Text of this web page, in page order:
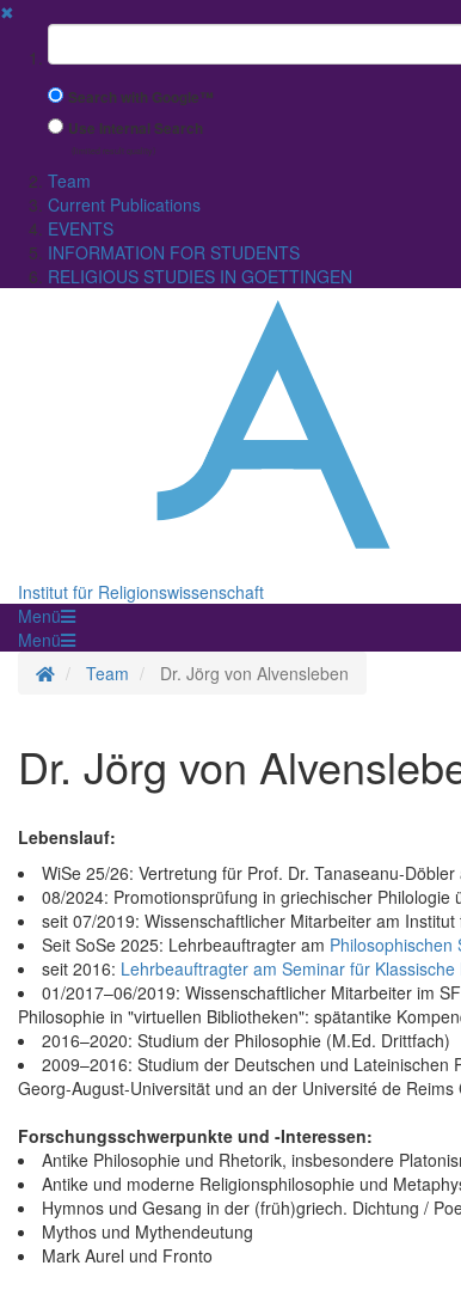
✖
Suchbegriff
Search with Google™
Use Internal Search
(limited result quality)
Team
Current Publications
EVENTS
INFORMATION FOR STUDENTS
RELIGIOUS STUDIES IN GOETTINGEN
Institut für Religionswissenschaft
Menü
Menü
Homepage
Team Dr. Jörg von Alvensleben
Dr. Jörg von
Lebenslauf:
WiSe 25/26: Vertretung für Prof. Dr. Tanaseanu-
08/2024: Promotionsprüfung in griechischer Philologie
seit 07/2019: Wissenschaftlicher Mitarbeiter am
Seit SoSe 2025: Lehrbeauftragter am Philosophischen
seit 2016: Lehrbeauftragter am Seminar für Klassische
01/2017–06/2019: Wissenschaftlicher Mitarbeiter im
Philosophie in "virtuellen Bibliotheken": spätantike
2016–2020: Studium der Philosophie (M.Ed. Drittfach)
2009–2016: Studium der Deutschen und
Georg-August-Universität und an der Université de
Forschungsschwerpunkte und -Interessen:
Antike Philosophie und Rhetorik, insbesondere
Antike und moderne Religionsphilosophie und
Hymnos und Gesang in der (früh)griech. Dichtung /
Mythos und Mythendeutung
Mark Aurel und Fronto